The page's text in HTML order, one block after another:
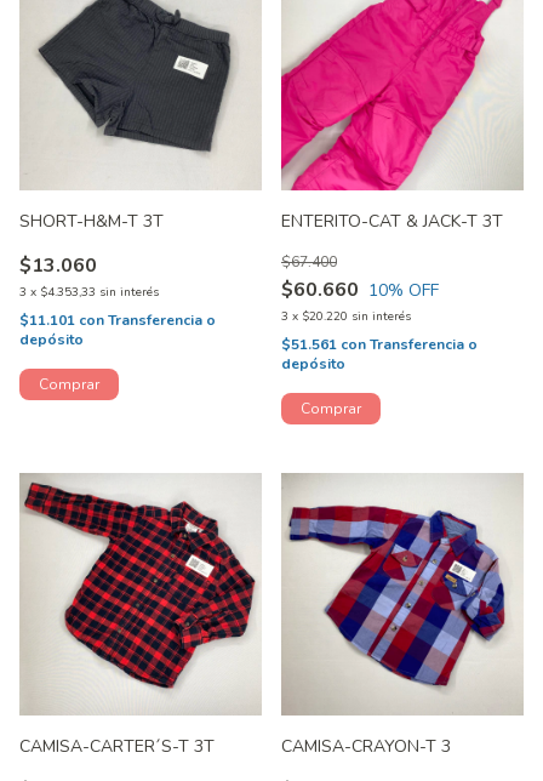
SHORT-H&M-T 3T
$13.060
3 x $4.353,33 sin interés
$11.101 conTransferencia o
depósito
ENTERITO-CAT & JACK-T 3T
$60.660
$67.400
10% OFF
3 x $20.220 sin interés
$51.561 conTransferencia o
depósito
CAMISA-CARTER´S-T 3T CAMISA-CRAYON-T 3